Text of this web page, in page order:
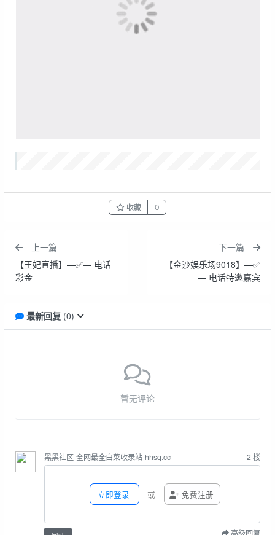
收藏 0
上一篇
【王妃直播】—✅— 电话
彩金
下一篇
【金沙娱乐场9018】—✅
— 电话特邀嘉宾
最新回复(0)
暂无评论
黑黑社区-全网最全白菜收录站-hhsq.cc 2楼
立即登录 或 免费注册
高级回复